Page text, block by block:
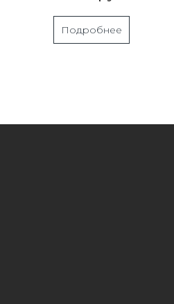
Подробнее